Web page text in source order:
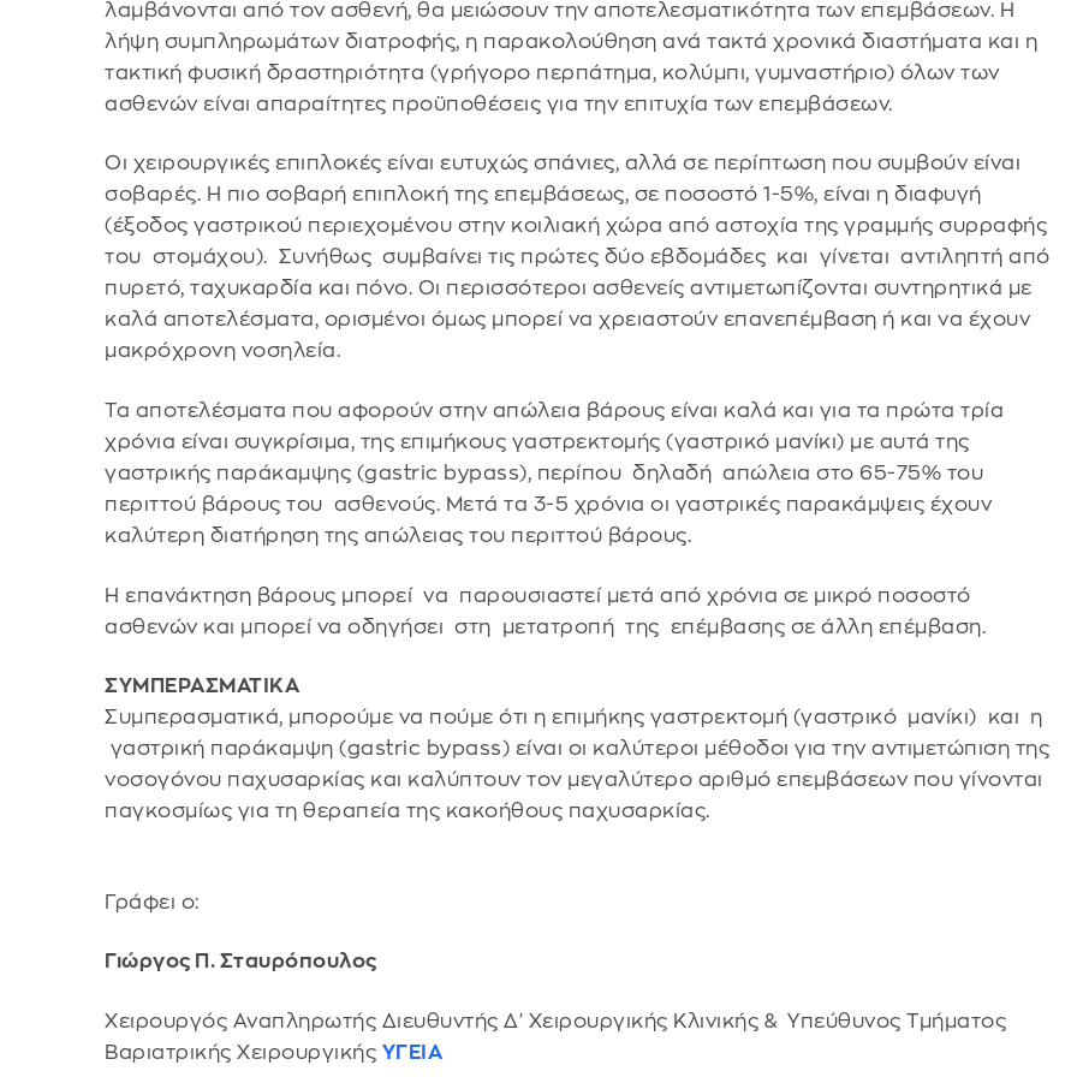
λαμβάνονται από τον ασθενή, θα μειώσουν την αποτελεσματικότητα των επεμβάσεων. Η
λήψη συμπληρωμάτων διατροφής, η παρακολούθηση ανά τακτά χρονικά διαστήματα και η
τακτική φυσική δραστηριότητα (γρήγορο περπάτημα, κολύμπι, γυμναστήριο) όλων των
ασθενών είναι απαραίτητες προϋποθέσεις για την επιτυχία των επεμβάσεων.
Οι χειρουργικές επιπλοκές είναι ευτυχώς σπάνιες, αλλά σε περίπτωση που συμβούν είναι
σοβαρές. Η πιο σοβαρή επιπλοκή της επεμβάσεως, σε ποσοστό 1-5%, είναι η διαφυγή
(έξοδος γαστρικού περιεχομένου στην κοιλιακή χώρα από αστοχία της γραμμής συρραφής
του στομάχου). Συνήθως συμβαίνει τις πρώτες δύο εβδομάδες και γίνεται αντιληπτή από
πυρετό, ταχυκαρδία και πόνο. Οι περισσότεροι ασθενείς αντιμετωπίζονται συντηρητικά με
καλά αποτελέσματα, ορισμένοι όμως μπορεί να χρειαστούν επανεπέμβαση ή και να έχουν
μακρόχρονη νοσηλεία.
Τα αποτελέσματα που αφορούν στην απώλεια βάρους είναι καλά και για τα πρώτα τρία
χρόνια είναι συγκρίσιμα, της επιμήκους γαστρεκτομής (γαστρικό μανίκι) με αυτά της
γαστρικής παράκαμψης (gastric bypass), περίπου δηλαδή απώλεια στο 65-75% του
περιττού βάρους του ασθενούς. Μετά τα 3-5 χρόνια οι γαστρικές παρακάμψεις έχουν
καλύτερη διατήρηση της απώλειας του περιττού βάρους.
Η επανάκτηση βάρους μπορεί να παρουσιαστεί μετά από χρόνια σε μικρό ποσοστό
ασθενών και μπορεί να οδηγήσει στη μετατροπή της επέμβασης σε άλλη επέμβαση.
ΣΥΜΠΕΡΑΣΜΑΤΙΚΑ
Συμπερασματικά, μπορούμε να πούμε ότι η επιμήκης γαστρεκτομή (γαστρικό μανίκι) και η
γαστρική παράκαμψη (gastric bypass) είναι οι καλύτεροι μέθοδοι για την αντιμετώπιση της
νοσογόνου παχυσαρκίας και καλύπτουν τον μεγαλύτερο αριθμό επεμβάσεων που γίνονται
παγκοσμίως για τη θεραπεία της κακοήθους παχυσαρκίας.
Γράφει ο:
Γιώργος Π. Σταυρόπουλος
Χειρουργός Αναπληρωτής Διευθυντής Δ' Χειρουργικής Κλινικής & Υπεύθυνος Τμήματος
Βαριατρικής Χειρουργικής ΥΓΕΙΑ